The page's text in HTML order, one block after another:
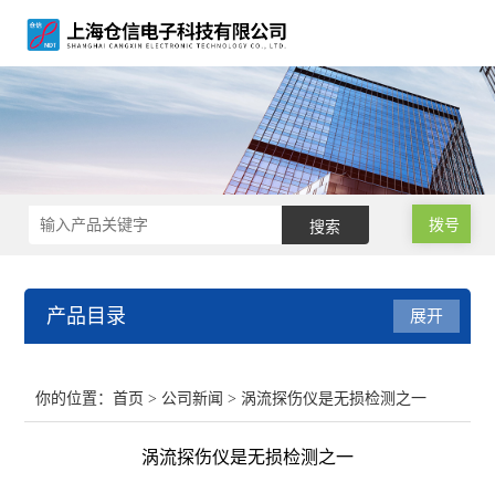
拨号
产品目录 展开
你的位置：首页 > 公司新闻 > 涡流探伤仪是无损检测之一
涡流探伤仪是无损检测之一